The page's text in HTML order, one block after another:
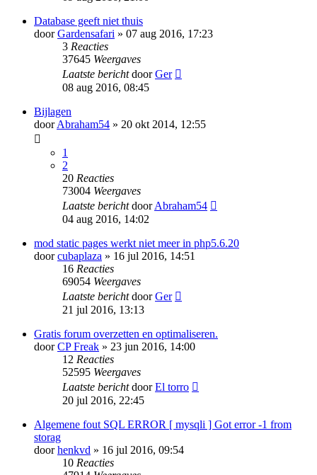
Database geeft niet thuis
doorGardensafari » 07 aug 2016, 17:23
3 Reacties
37645 Weergaves
Laatste berichtdoorGer
08 aug 2016, 08:45
Bijlagen
doorAbraham54 » 20 okt 2014, 12:55
1
2
20 Reacties
73004 Weergaves
Laatste berichtdoorAbraham54
04 aug 2016, 14:02
mod static pages werkt niet meer in php5.6.20
doorcubaplaza » 16 jul 2016, 14:51
16 Reacties
69054 Weergaves
Laatste berichtdoorGer
21 jul 2016, 13:13
Gratis forum overzetten en optimaliseren.
doorCP Freak » 23 jun 2016, 14:00
12 Reacties
52595 Weergaves
Laatste berichtdoorEl torro
20 jul 2016, 22:45
Algemene fout SQL ERROR [ mysqli ] Got error -1 from
storag
doorhenkvd » 16 jul 2016, 09:54
10 Reacties